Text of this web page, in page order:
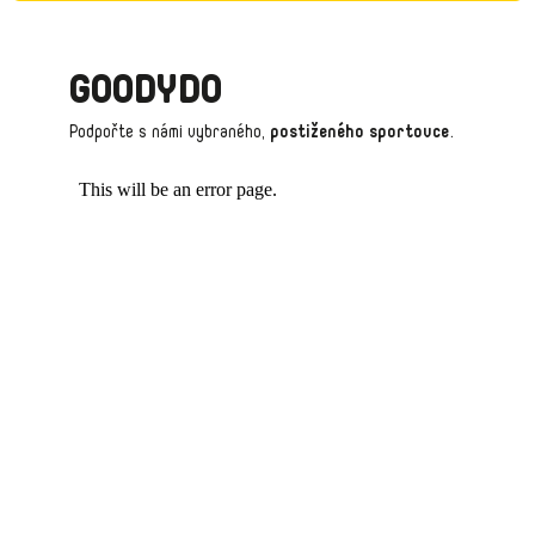
R
K
GOODYDO
Podpořte s námi vybraného, postiženého sportovce.